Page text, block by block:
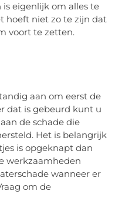
eigenlijk om alles te
hoeft niet zo te zijn dat
voort te zetten.
aan om eerst de
dat is gebeurd kunt u
de schade die
Het is belangrijk
is opgeknapt dan
werkzaamheden
wanneer er
om de